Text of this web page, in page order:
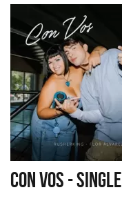
CON VOS - SINGLE